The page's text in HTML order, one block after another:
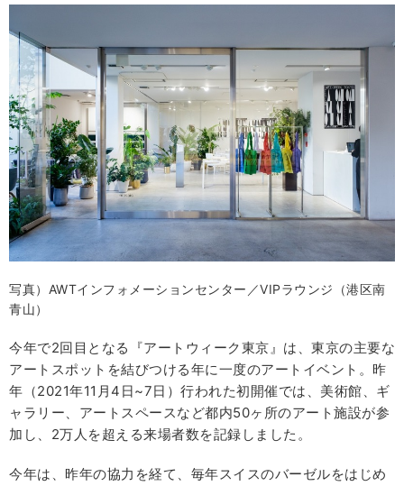
写真）AWTインフォメーションセンター／VIPラウンジ（港区南
青山）
今年で2回目となる『アートウィーク東京』は、東京の主要な
アートスポットを結びつける年に一度のアートイベント。昨
年（2021年11月4日~7日）行われた初開催では、美術館、ギ
ャラリー、アートスペースなど都内50ヶ所のアート施設が参
加し、2万人を超える来場者数を記録しました。
今年は、昨年の協力を経て、毎年スイスのバーゼルをはじめ